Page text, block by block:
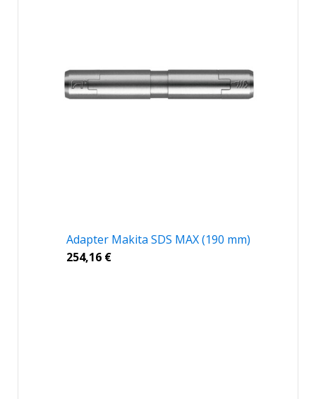
Adapter Makita SDS MAX (190 mm)
254,16 €